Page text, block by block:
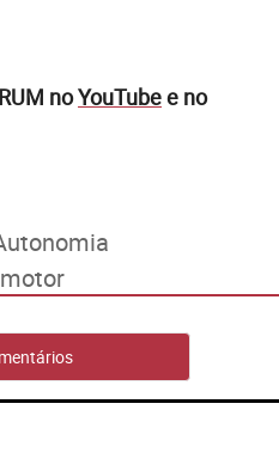
noYouTubee no